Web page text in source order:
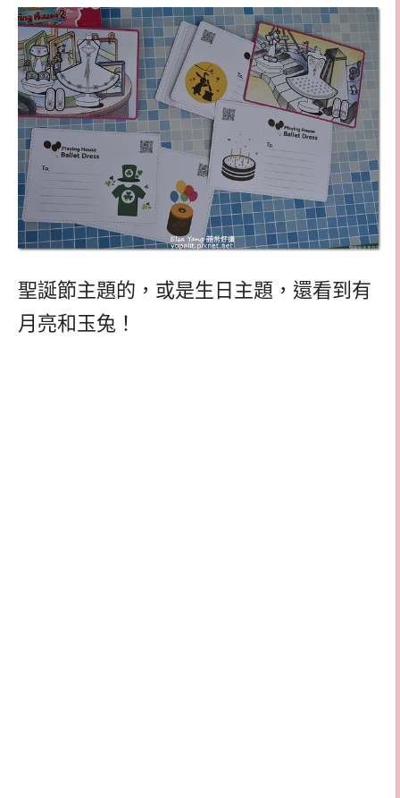
聖誕節主題的，或是生日主題，還看到有
月亮和玉兔！